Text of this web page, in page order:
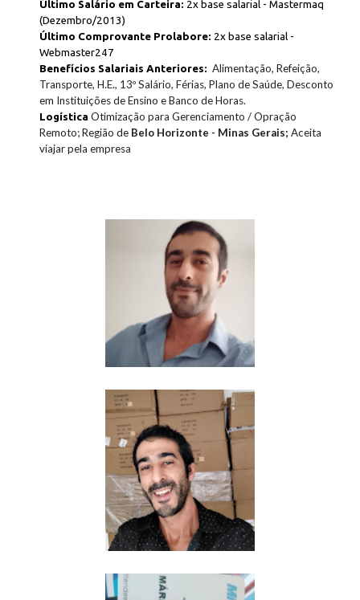
Último Salário em Carteira: 2x base salarial -Mastermaq
(Dezembro/2013)
Último Comprovante Prolabore: 2x base salarial -
Webmaster247
Benefícios Salariais Anteriores: Alimentação, Refeição,
Transporte, H.E., 13º Salário, Férias, Plano de Saúde, Desconto
em Instituições de Ensino e Banco de Horas.
Logística Otimização para Gerenciamento / Opração
Remoto;Região de Belo Horizonte - Minas Gerais;Aceita
viajar pela empresa